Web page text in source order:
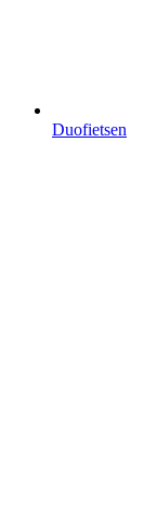
Duofietsen